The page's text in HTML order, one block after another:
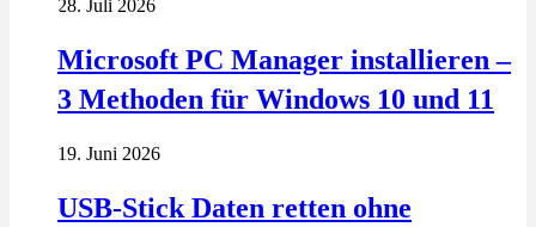
28. Juli 2026
Microsoft PC Manager installieren –
3 Methoden für Windows 10 und 11
19. Juni 2026
USB-Stick Daten retten ohne